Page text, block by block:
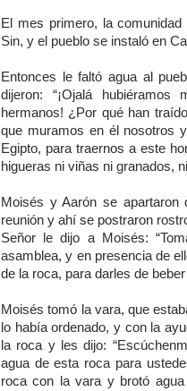
El mes primero, la
Sin, y el pueblo se instaló en
Entonces le faltó agua al
dijeron: “¡Ojalá
hermanos! ¿Por qué han
que muramos en él nosotros
Egipto, para traernos a este
higueras ni viñas ni granados,
Moisés y Aarón se
reunión y ahí se postraron
Señor le dijo a Moisés:
asamblea, y en presencia de
de la roca, para darles de
Moisés tomó la vara, que
lo había ordenado, y con la
la roca y les dijo:
agua de esta roca para
roca con la vara y brotó